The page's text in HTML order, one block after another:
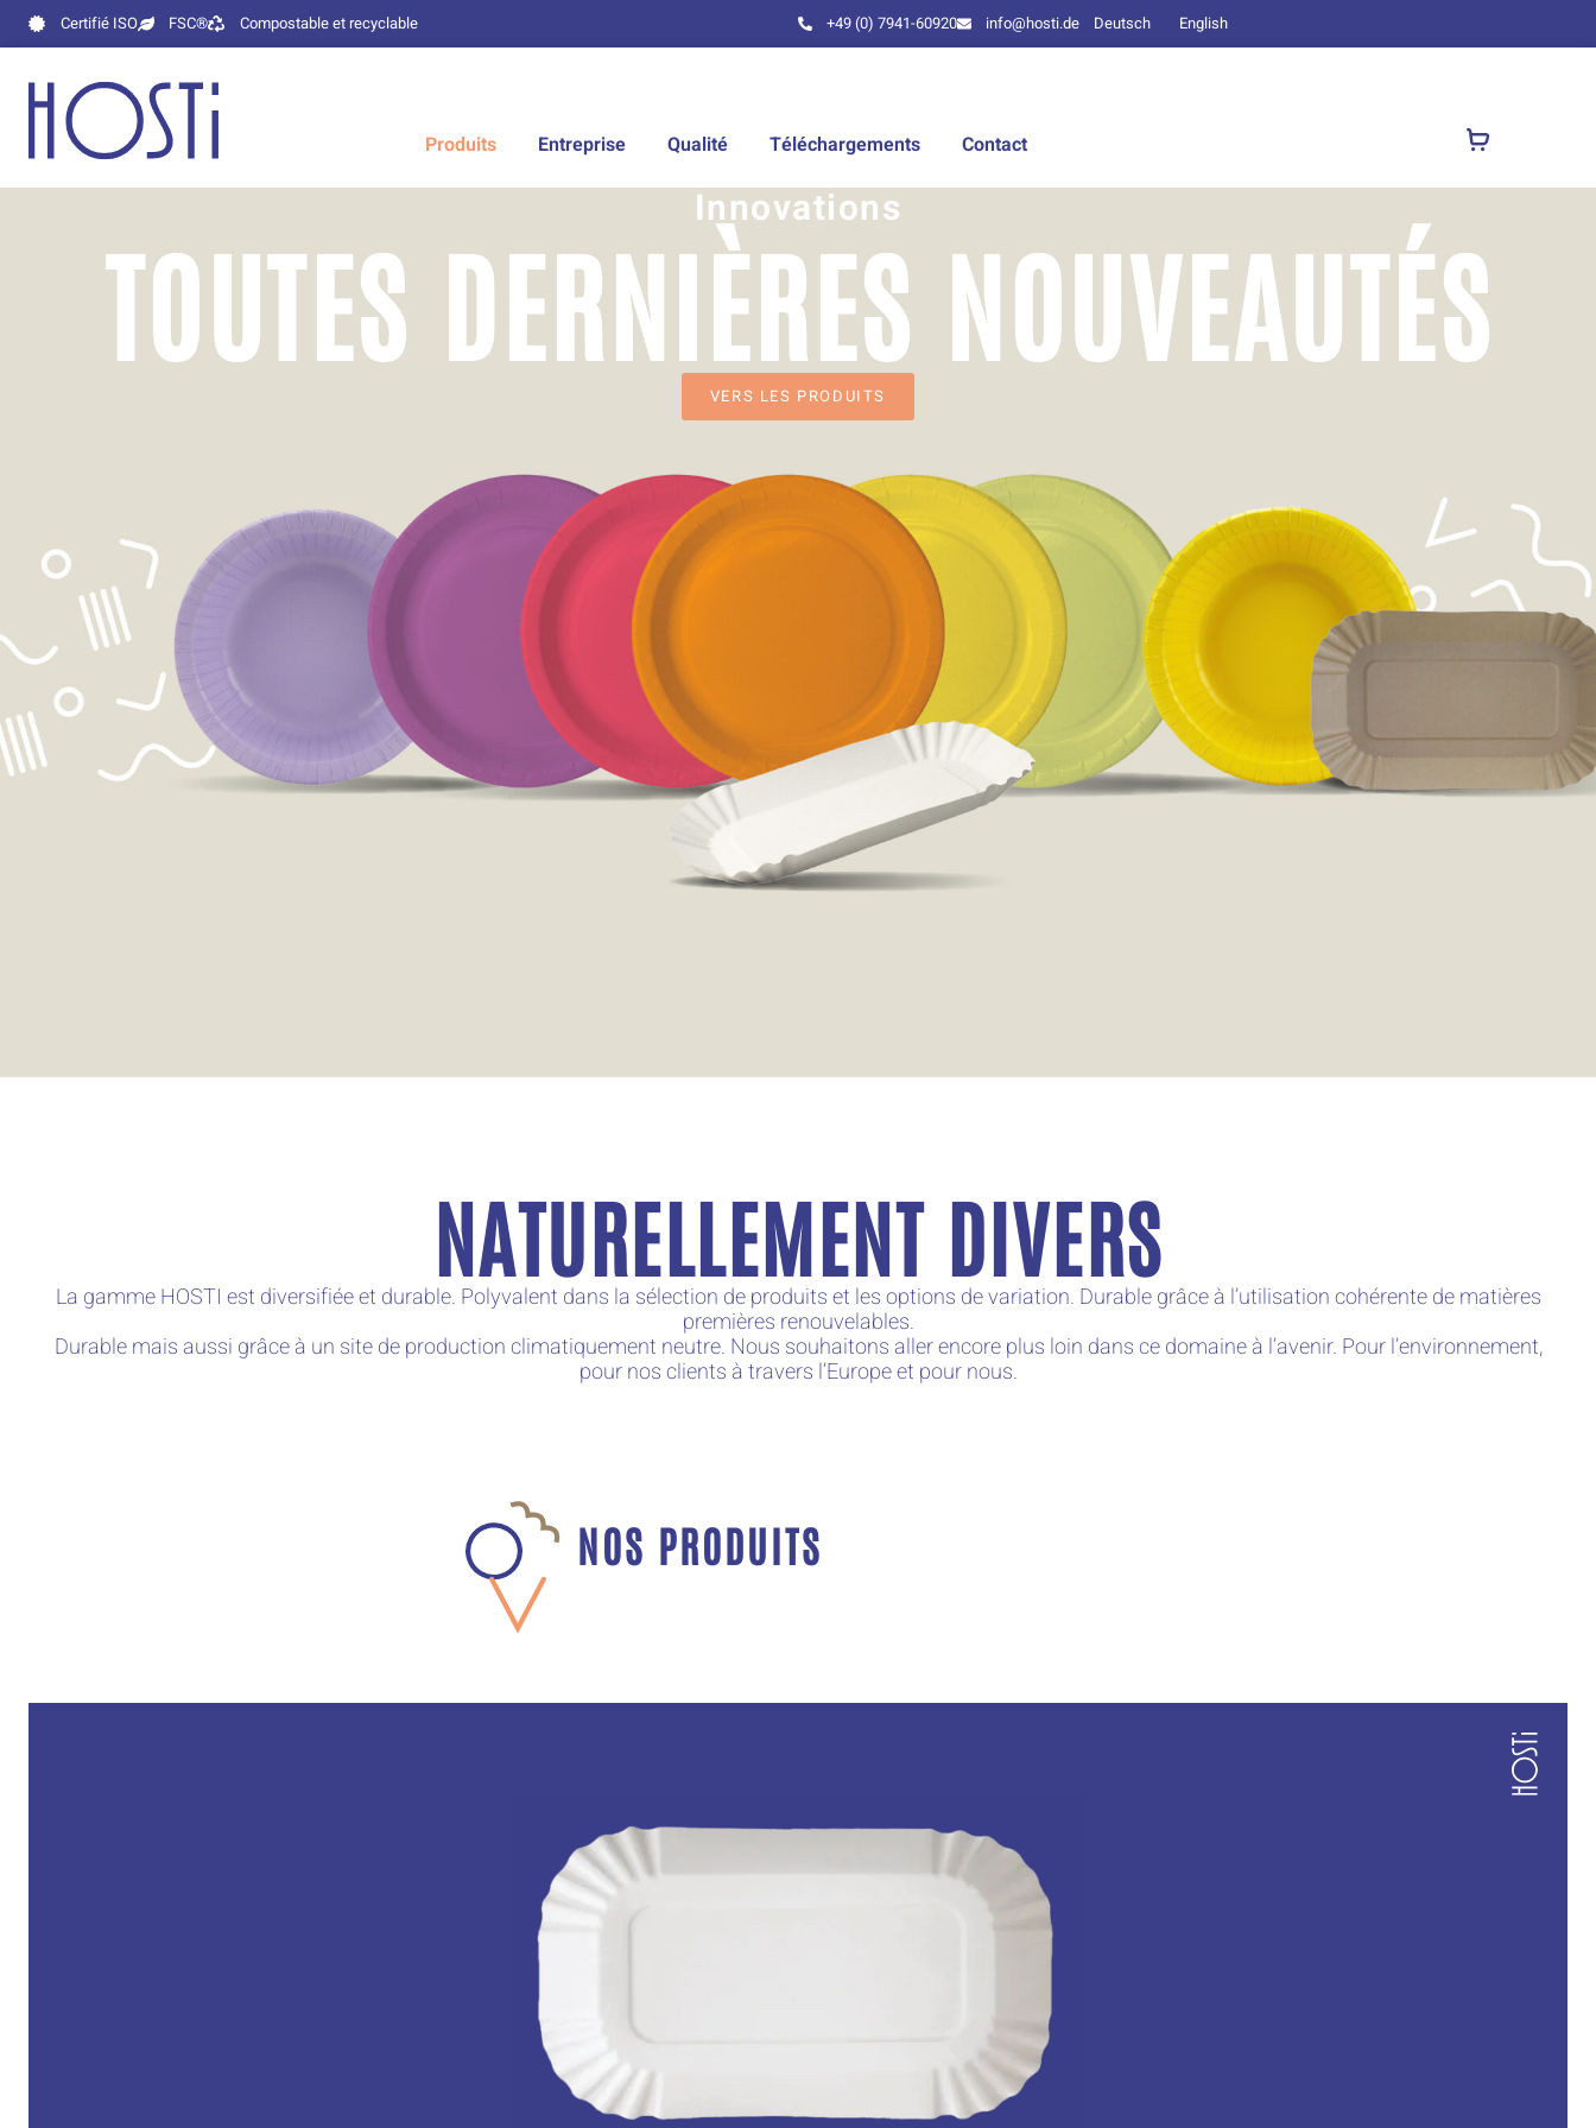
Certifié ISO FSC® Compostable et recyclable +49 (0) 7941-60920 info@hosti.de Deutsch English
Produits Entreprise Qualité Téléchargements Contact
Innovations
TOUTES DERNIÈRES NOUVEAUTÉS
VERS LES PRODUITS
NATURELLEMENT DIVERS
La gamme HOSTI est diversifiée et durable. Polyvalent dans la sélection de produits et les options de variation. Durable grâce à l’utilisation cohérente de matières
premières renouvelables.
Durable mais aussi grâce à un site de production climatiquement neutre. Nous souhaitons aller encore plus loin dans ce domaine à l’avenir. Pour l’environnement,
pour nos clients à travers l’Europe et pour nous.
NOS PRODUITS